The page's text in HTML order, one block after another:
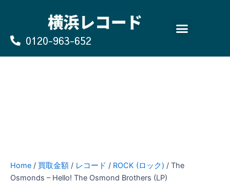
0120-963-652
Home / 買取金額 / レコード / ROCK (ロック) / The
Osmonds – Hello! The Osmond Brothers (LP)